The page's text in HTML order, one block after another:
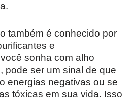
também é conhecido por
e
sonha com alho
pode ser um sinal de que
energias negativas ou se
tóxicas em sua vida. Isso